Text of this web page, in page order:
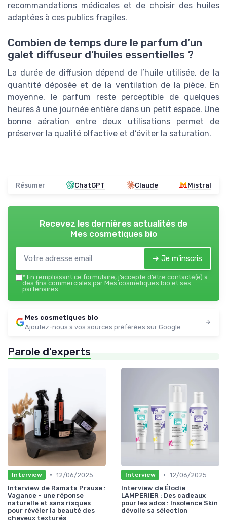
recommandations médicales et de choisir des huiles
adaptées à ces publics fragiles.
Combien de temps dure le parfum d’un
galet diffuseur d’huiles essentielles ?
La durée de diffusion dépend de l’huile utilisée, de la
quantité déposée et de la ventilation de la pièce. En
moyenne, le parfum reste perceptible de quelques
heures à une journée entière dans un petit espace. Une
bonne aération entre deux utilisations permet de
préserver la qualité olfactive et d’éviter la saturation.
Résumer ChatGPT Claude Mistral
Recevez les dernières actualités de
Mes cosmetiques bio
➔ Je m'inscris
* En remplissant ce formulaire, j’accepte d’être contacté(e) à
des fins commerciales par Mes cosmetiques bio et ses
partenaires.
Mes cosmetiques bio
Ajoutez-nous à vos sources préférées sur Google
Parole d'experts
Interview • 12/06/2025
Interview de Ramata Prause :
Vagance - une réponse
naturelle et sans risques
pour révéler la beauté des
cheveux texturés
Interview • 12/06/2025
Interview de Élodie
LAMPERIER : Des cadeaux
pour les ados : Insolence Skin
dévoile sa sélection